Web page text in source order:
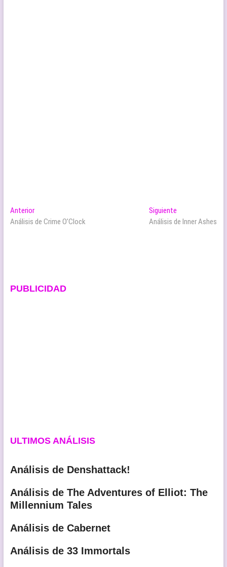
Navegación
de
AnteriorEntrada
anterior:
Análisis de Crime O’Clock
Siguiente
siguiente:
Análisis de Inner Ashes
PUBLICIDAD
ULTIMOS ANÁLISIS
Análisis de Denshattack!
Análisis de The Adventures of Elliot: The
Millennium Tales
Análisis de Cabernet
Análisis de 33 Immortals